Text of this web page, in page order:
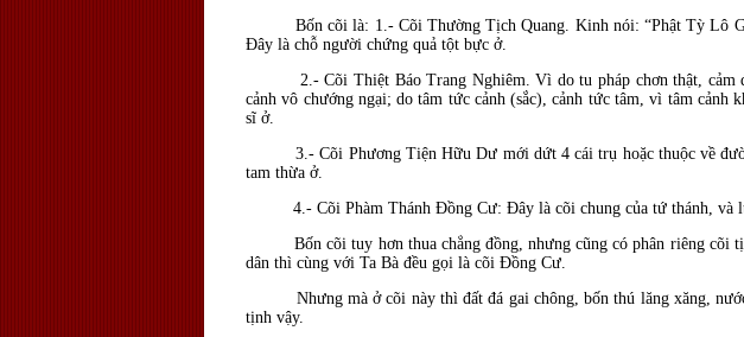
Bốn cõi là: 1.- Cõi Thường Tịch Quang. Kinh nói: “Phật Tỳ Lô Giá
Ðây là chỗ người chứng quả tột bực ở.
2.- Cõi Thiệt Báo Trang Nghiêm. Vì do tu pháp chơn thật, cảm
cảnh vô chướng ngại; do tâm tức cảnh (sắc), cảnh tức tâm, vì tâm
sĩ ở.
3.- Cõi Phương Tiện Hữu Dư mới dứt 4 cái trụ hoặc thuộc về
tam thừa ở.
4.- Cõi Phàm Thánh Ðồng Cư: Ðây là cõi chung của tứ thánh, và
Bốn cõi tuy hơn thua chẳng đồng, nhưng cũng có phân riêng cõi
dân thì cùng với Ta Bà đều gọi là cõi Ðồng Cư.
Nhưng mà ở cõi này thì đất đá gai chông, bốn thú lăng xăng, nước
tịnh vậy.